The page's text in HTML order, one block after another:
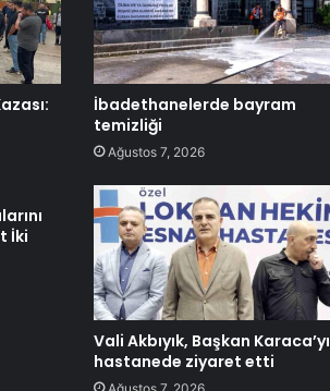
İbadethanelerde bayram
temizliği
Ağustos 7, 2026
İki
Vali Akbıyık, Başkan Karaca’yı
hastanede ziyaret etti